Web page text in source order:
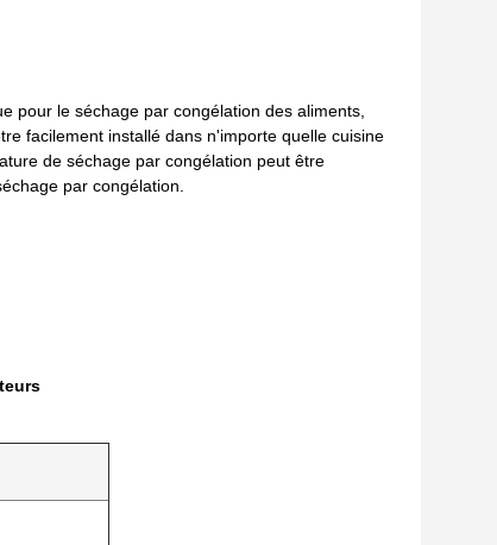
pour le séchage par congélation des aliments,
facilement installé dans n'importe quelle cuisine
de séchage par congélation peut être
par congélation.